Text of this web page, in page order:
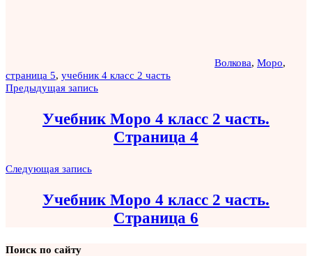
Волкова, Моро,
страница 5, учебник 4 класс 2 часть
Навигация
записям
Предыдущая запись
Учебник Моро 4 класс 2 часть.
Страница 4
Следующая запись
Учебник Моро 4 класс 2 часть.
Страница 6
Поиск по сайту